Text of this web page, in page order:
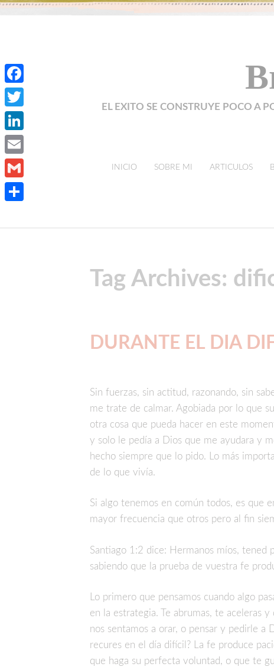
EL EXITO SE CONSTRUYE POCO A
skip to content
INICIO SOBRE MI ARTICULOS
Tag Archives:
DURANTE EL DIA
Sin fuerzas, sin actitud, razonando, sin
me trate de calmar. Agobiada por lo que
otra cosa que pueda hacer en este
y solo le pedía a Dios que me ayudara y
hecho siempre que lo pido. Lo más
de lo que vivía.
Si algo tenemos en común todos, es que
mayor frecuencia que otros pero al fin
Santiago 1:2 dice: Hermanos míos, tened
sabiendo que la prueba de vuestra fe
Lo primero que pensamos cuando algo
en la estrategia. Te abrumas, te aceleras
nos sentamos a orar, o pensar y pedirle a
recures en el día difícil? La fe produce
que haga su perfecta voluntad, o que te
Facebook
Twitter
LinkedIn
Email
Gmail